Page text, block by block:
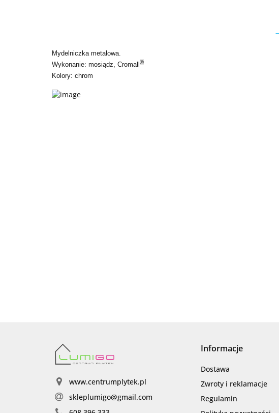
Mydelniczka metalowa.
Wykonanie: mosiądz, Cromall ®
Kolory: chrom
www.centrumplytek.pl
skleplumigo@gmail.com
Informacje
Dostawa
Zwroty i reklamacje
Regulamin